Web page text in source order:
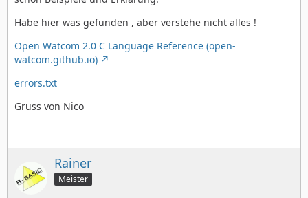
Habe hier was gefunden , aber verstehe nicht alles !
Open Watcom 2.0 C Language Reference (open-
watcom.github.io)
errors.txt
Gruss von Nico
Rainer
Meister